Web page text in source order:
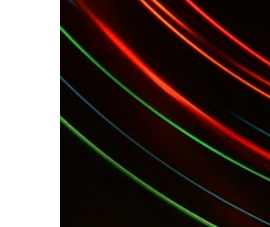
Sabes cuáles estaciones tienen
automáticos? Necesitas conocer
estaciones que disponen de
escaleras mecánicas? Y los
trenes ? Cada línea tiene los
saber cuándo abre y a qué hora
una de e...